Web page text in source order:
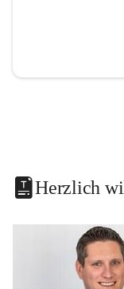
Herzlich